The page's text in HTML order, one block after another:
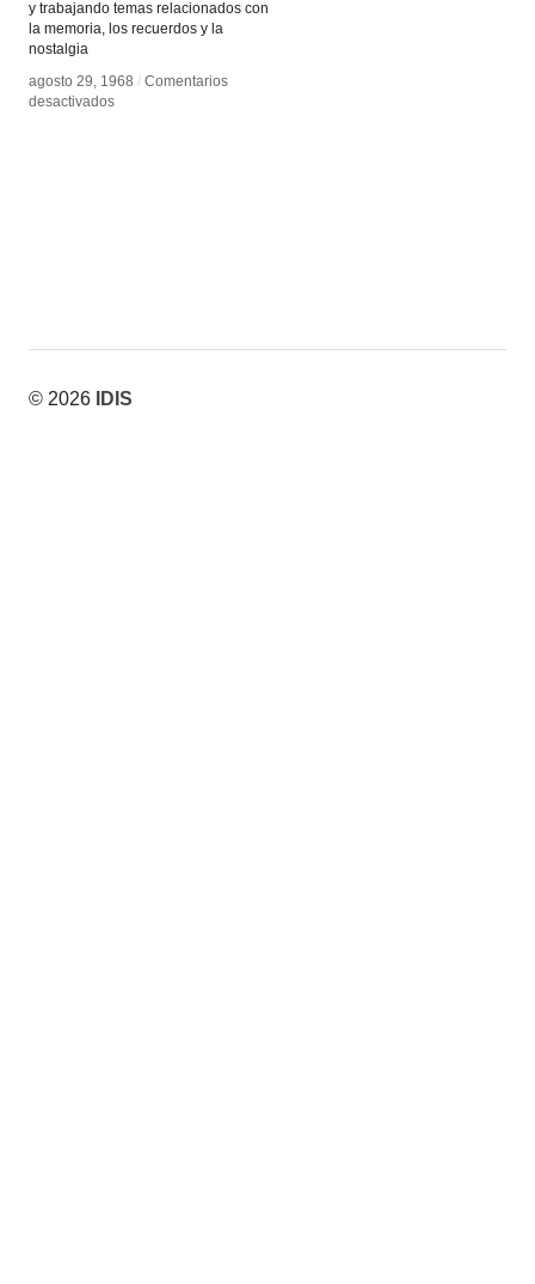
y trabajando temas relacionados con
la memoria, los recuerdos y la
nostalgia
agosto 29, 1968 / Comentarios
desactivadosen
agosto 29, 1968 / Comentarios
desactivadosen
© 2026 IDIS